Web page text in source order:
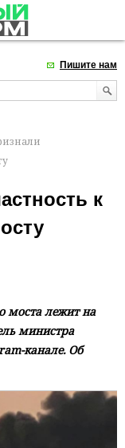
Пишите нам
к
моста лежит на
министра
канале. Об